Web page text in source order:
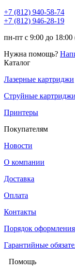
+7 (812) 940-58-74
+7 (812) 946-28-19
пн-пт с 9:00 до 18:00
Нужна помощь?
Каталог
Лазерные картриджи
Струйные картриджи
Принтеры
Покупателям
Новости
О компании
Доставка
Оплата
Контакты
Порядок оформления
Гарантийные
Помощь